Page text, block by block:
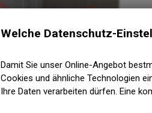
Welche Datenschutz-
Damit Sie unser Online-Angebot
Cookies und ähnliche Technologien
Ihre Daten verarbeiten dürfen. Eine